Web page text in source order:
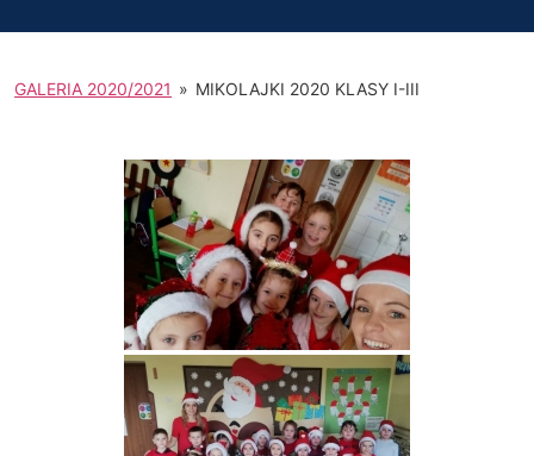
GALERIA 2020/2021 » MIKOLAJKI 2020 KLASY I-III